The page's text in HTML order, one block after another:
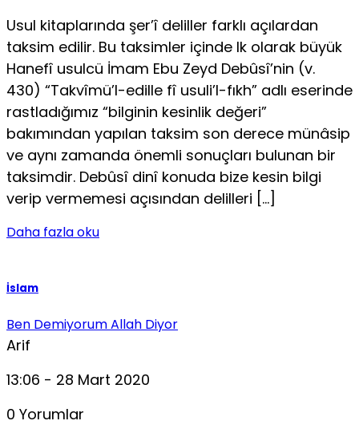
Usul kitaplarında şer’î deliller farklı açılardan
taksim edilir. Bu taksimler içinde lk olarak büyük
Hanefî usulcü İmam Ebu Zeyd Debûsî’nin (v.
430) “Takvîmü’l-edille fî usuli’l-fıkh” adlı eserinde
rastladığımız “bilginin kesinlik değeri”
bakımından yapılan taksim son derece münâsip
ve aynı zamanda önemli sonuçları bulunan bir
taksimdir. Debûsî dinî konuda bize kesin bilgi
verip vermemesi açısından delilleri […]
Daha fazla oku
İslam
Ben Demiyorum Allah Diyor
Arif
13:06 - 28 Mart 2020
0 Yorumlar